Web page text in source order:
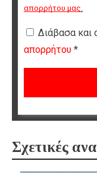
απορρήτου μας.
Διάβασα και
απορρήτου *
Σχετικές